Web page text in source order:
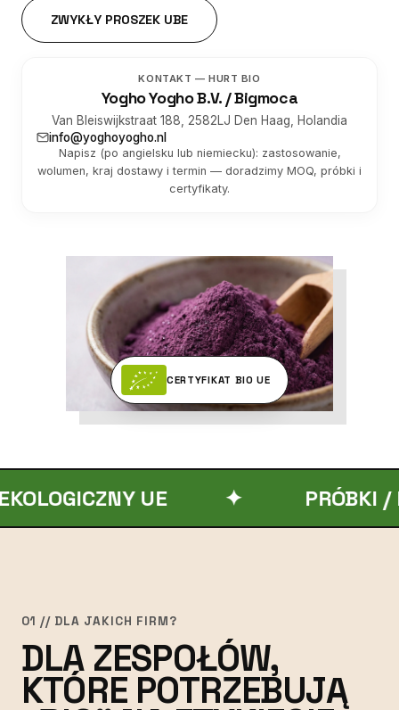
ZWYKŁY PROSZEK UBE
KONTAKT — HURT BIO
Yogho Yogho B.V. / Bigmoca
Van Bleiswijkstraat 188, 2582LJ Den Haag, Holandia
info@yoghoyogho.nl
Napisz (po angielsku lub niemiecku): zastosowanie,
wolumen, kraj dostawy i termin — doradzimy MOQ, próbki i
certyfikaty.
CERTYFIKAT BIO UE
UE ✦ PRÓBKI / MOQ /
01 // DLA JAKICH FIRM?
DLA ZESPOŁÓW,
KTÓRE POTRZEBUJĄ